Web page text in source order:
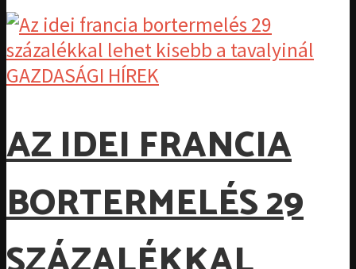
GAZDASÁGI HÍREK
AZ IDEI FRANCIA
BORTERMELÉS 29